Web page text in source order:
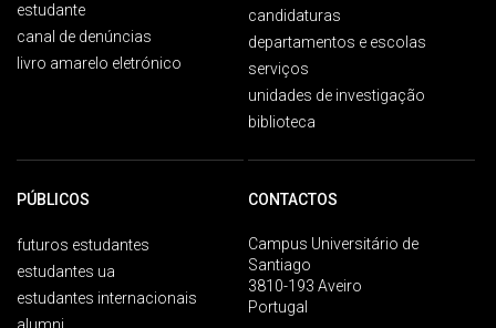
estudante
canal de denúncias
livro amarelo eletrónico
candidaturas
departamentos e escolas
serviços
unidades de investigação
biblioteca
PÚBLICOS
futuros estudantes
estudantes ua
estudantes internacionais
CONTACTOS
Campus Universitário de
Santiago
3810-193 Aveiro
Portugal